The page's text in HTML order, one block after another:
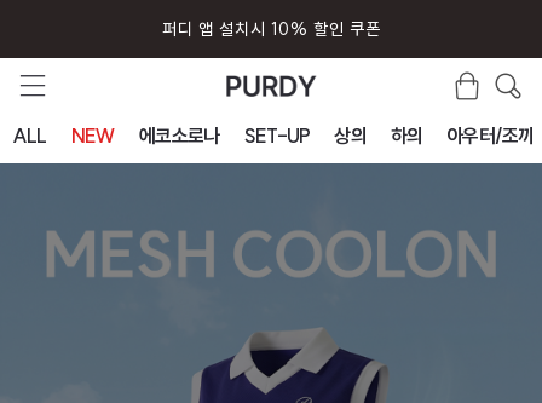
퍼디 앱 설치시 10% 할인 쿠폰
ALL NEW 에코소로나 SET-UP 상의 하의 아우터/조끼